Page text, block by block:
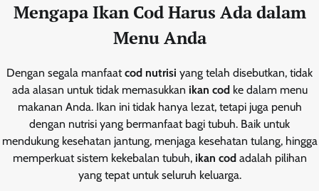
Mengapa Ikan Cod Harus Ada dalam
Menu Anda
Dengan segala manfaatcod nutrisi yang telah disebutkan, tidak
ada alasan untuk tidak memasukkan ikan codke dalam menu
makanan Anda. Ikan ini tidak hanya lezat, tetapi juga penuh
dengan nutrisi yang bermanfaat bagi tubuh. Baik untuk
mendukung kesehatan jantung, menjaga kesehatan tulang, hingga
memperkuat sistem kekebalan tubuh, ikan codadalah pilihan
yang tepat untuk seluruh keluarga.